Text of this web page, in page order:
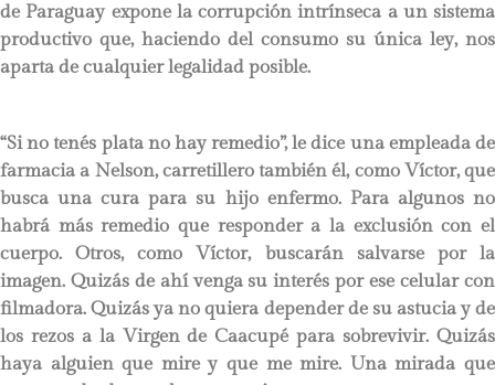
de Paraguay expone la corrupción intrínseca a un sistema
productivo que, haciendo del consumo su única ley, nos
aparta de cualquier legalidad posible.
“Si no tenés plata no hay remedio”, le dice una empleada de
farmacia a Nelson, carretillero también él, como Víctor, que
busca una cura para su hijo enfermo. Para algunos no
habrá más remedio que responder a la exclusión con el
cuerpo. Otros, como Víctor, buscarán salvarse por la
imagen. Quizás de ahí venga su interés por ese celular con
filmadora. Quizás ya no quiera depender de su astucia y de
los rezos a la Virgen de Caacupé para sobrevivir. Quizás
haya alguien que mire y que me mire. Una mirada que